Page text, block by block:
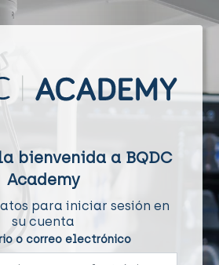
bienvenida a BQDC
Academy
para iniciar sesión en
su cuenta
o correo electrónico
o correo electrónico